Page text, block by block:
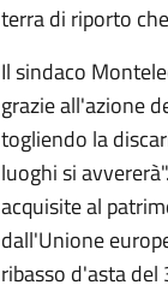
terra di riporto
Il sindaco
grazie all'azione
togliendo la
luoghi si
acquisite al
dall'Unione
ribasso d'asta del